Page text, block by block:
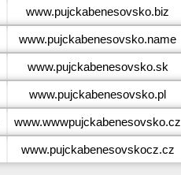
www.pujckabenesovsko.biz
www.pujckabenesovsko.name
www.pujckabenesovsko.sk
www.pujckabenesovsko.pl
www.wwwpujckabenesovsko.cz
www.pujckabenesovskocz.cz